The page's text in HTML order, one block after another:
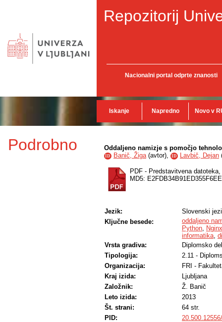
Repozitorij
Nacionalni portal odprte znanosti
Iskanje Napredno Novo v
Podrobno Oddaljeno namizje s pomočjo
ID Banič, Žiga(avtor), ID Lavbič, Dejan
PDF - Predstavitvena datoteka,
MD5:
Jezik:
Slovenski
Ključne besede:
oddaljeno
Python, Nginx
informatika,
Vrsta gradiva:
Diplomsko
Tipologija:
2.11 -
Organizacija:
FRI -
Kraj izida:
Ljubljana
Založnik:
Ž. Banič
Leto izida:
2013
Št. strani:
64 str.
PID: